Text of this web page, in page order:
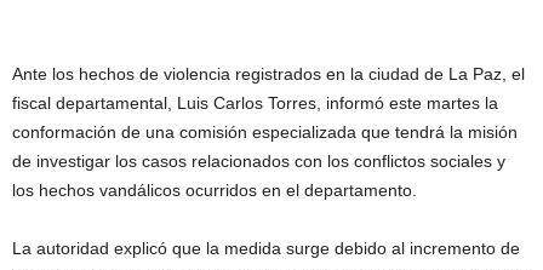
Ante los hechos de violencia registrados en la ciudad de La Paz, el
fiscal departamental, Luis Carlos Torres, informó este martes la
conformación de una comisión especializada que tendrá la misión
de investigar los casos relacionados con los conflictos sociales y
los hechos vandálicos ocurridos en el departamento.
La autoridad explicó que la medida surge debido al incremento de